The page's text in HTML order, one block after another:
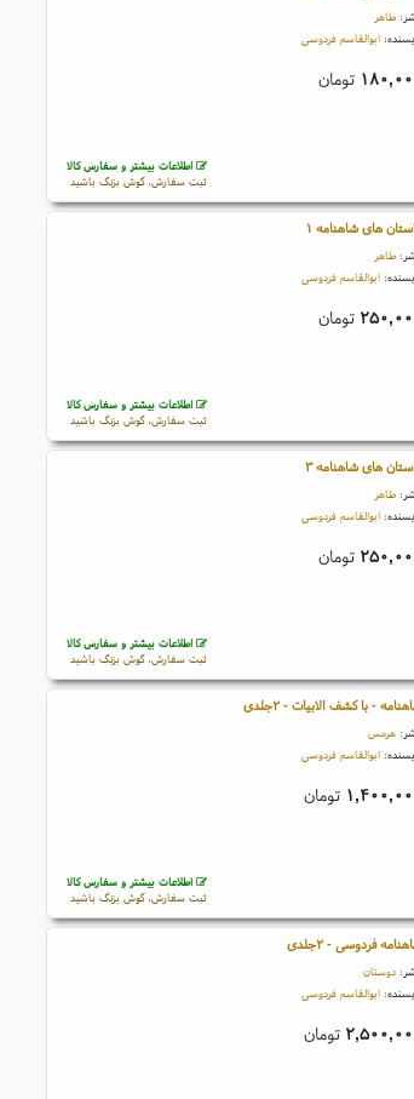
طاهر
ابوالقاسم فردوسی
تومان
اطلاعات بیشتر و سفارش کالا
ثبت سفارش، گوش بزنگ باشید
های شاهنامه ۱
طاهر
ابوالقاسم فردوسی
تومان
اطلاعات بیشتر و سفارش کالا
ثبت سفارش، گوش بزنگ باشید
های شاهنامه ۳
طاهر
ابوالقاسم فردوسی
تومان
اطلاعات بیشتر و سفارش کالا
ثبت سفارش، گوش بزنگ باشید
- با کشف الابیات - ۲جلدی
هرمس
ابوالقاسم فردوسی
تومان
اطلاعات بیشتر و سفارش کالا
ثبت سفارش، گوش بزنگ باشید
فردوسی - ۲جلدی
دوستان
ابوالقاسم فردوسی
تومان